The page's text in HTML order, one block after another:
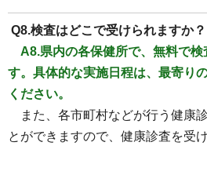
Q8.検査はどこで受けられますか？
A8.県内の各保健所で、無料で
す。具体的な実施日程は、最寄り
ください。
また、各市町村などが行う健康
とができますので、健康診査を受